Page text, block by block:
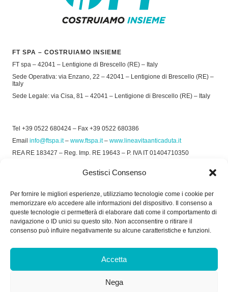
Gestisci Consenso
Per fornire le migliori esperienze, utilizziamo tecnologie come i cookie per
memorizzare e/o accedere alle informazioni del dispositivo. Il consenso a
queste tecnologie ci permetterà di elaborare dati come il comportamento di
navigazione o ID unici su questo sito. Non acconsentire o ritirare il
consenso può influire negativamente su alcune caratteristiche e funzioni.
Accetta
Nega
FT SPA – COSTRUIAMO INSIEME
FT spa – 42041 – Lentigione di Brescello (RE) – Italy
Sede Operativa: via Enzano, 22 – 42041 – Lentigione di Brescello (RE) –
Italy
Sede Legale: via Cisa, 81 – 42041 – Lentigione di Brescello (RE) – Italy
Tel +39 0522 680424 – Fax +39 0522 680386
Email info@ftspa.it– www.ftspa.it– www.lineavitaanticaduta.it
REA RE 183427 – Reg. Imp. RE 19643 – P. IVA IT 01404710350
Privacy Policy–Cookie Policy
SOCIAL
Dal Lunedì al Venerdì: 8.00/12.30 - 13.30/17.30